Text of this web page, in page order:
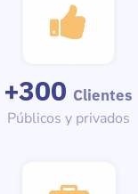
+300 Clientes
Públicos y privados